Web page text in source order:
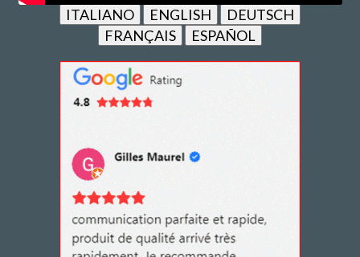
ITALIANO ENGLISH
DEUTSCH
FRANÇAIS
ESPAÑOL